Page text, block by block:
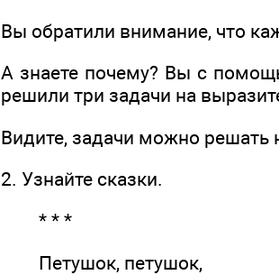
Вы обратили внимание, что
А знаете почему? Вы с
решили три задачи на
Видите, задачи можно решать
2. Узнайте сказки.
* * *
Петушок, петушок,